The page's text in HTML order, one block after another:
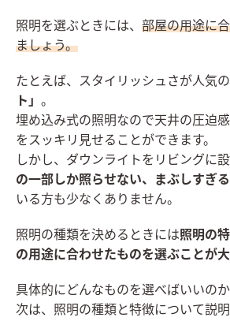
照明を選ぶときには、 部屋の用途に
ましょう。
たとえば、スタイリッシュさが人気の
ト」 。
埋め込み式の照明なので天井の圧迫
をスッキリ見せることができます。
しかし、ダウンライトをリビングに
の一部しか照らせない、まぶしすぎる
いる方も少なくありません。
照明の種類を決めるときには照明の
の用途に合わせたものを選ぶことが
具体的にどんなものを選べばいいの
次は、照明の種類と特徴について説明